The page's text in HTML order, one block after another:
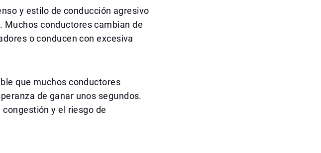
y estilo de conducción agresivo
conductores cambian de
o conducen con excesiva
que muchos conductores
de ganar unos segundos.
y el riesgo de